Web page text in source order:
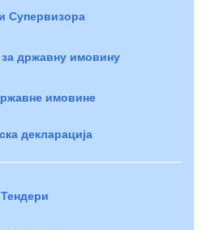
Супервизора
за државну имовину
имовине
декларација
Тендери